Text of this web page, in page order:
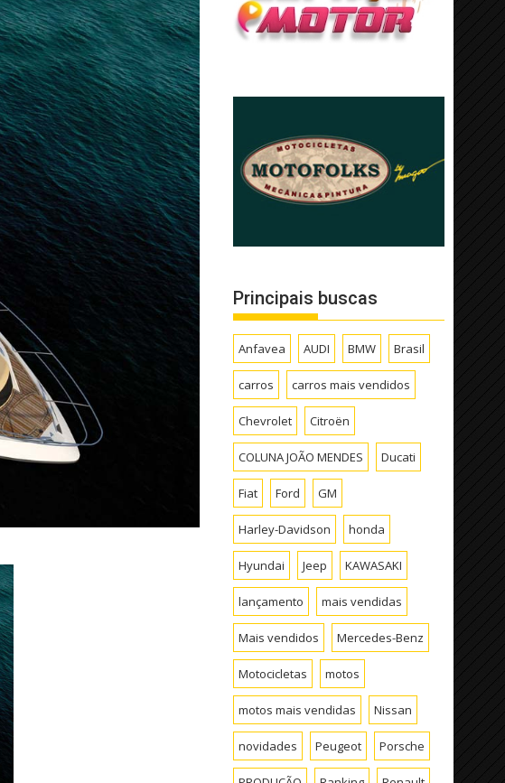
Principais buscas
Anfavea AUDI BMW Brasil
carros carros mais vendidos
Chevrolet Citroën
COLUNA JOÃO MENDES Ducati
Fiat Ford GM
Harley-Davidson honda
Hyundai Jeep KAWASAKI
lançamento mais vendidas
Mais vendidos Mercedes-Benz
Motocicletas motos
motos mais vendidas Nissan
novidades Peugeot Porsche